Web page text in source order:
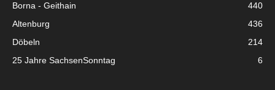
Borna - Geithain
440
Altenburg
436
Döbeln
214
25 Jahre SachsenSonntag
6